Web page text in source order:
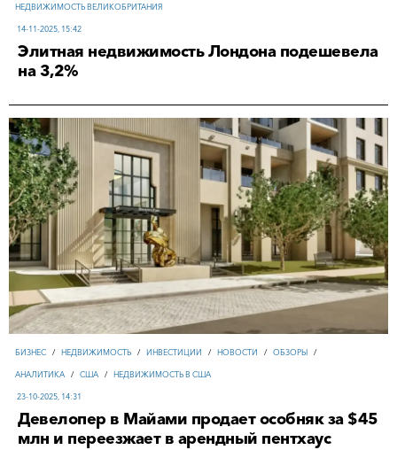
НЕДВИЖИМОСТЬ ВЕЛИКОБРИТАНИЯ
14-11-2025, 15:42
Элитная недвижимость Лондона подешевела
на 3,2%
БИЗНЕС / НЕДВИЖИМОСТЬ / ИНВЕСТИЦИИ / НОВОСТИ / ОБЗОРЫ /
АНАЛИТИКА / США / НЕДВИЖИМОСТЬ В США
23-10-2025, 14:31
Девелопер в Майами продает особняк за $45
млн и переезжает в арендный пентхаус